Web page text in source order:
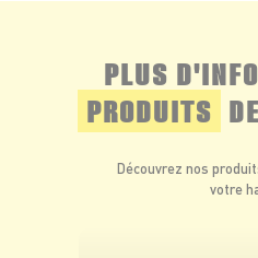
sarrasin, le fromage et
PLUS
PRODUITS
Découvrez nos
votre